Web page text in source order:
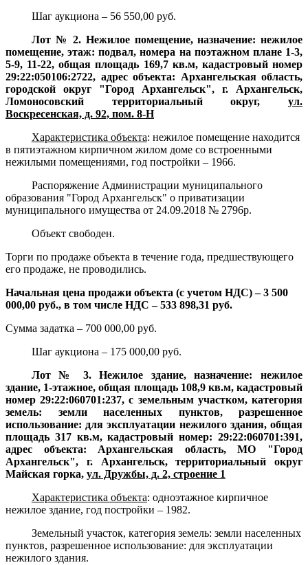
Шаг аукциона – 56 550,00 руб.
Лот № 2. Нежилое помещение, назначение: нежилое
помещение, этаж: подвал, номера на поэтажном плане 1-3,
5-9, 11-22, общая площадь 169,7 кв.м, кадастровый номер
29:22:050106:2722, адрес объекта: Архангельская область,
городской округ "Город Архангельск", г. Архангельск,
Ломоносовский территориальный округ, ул.
Воскресенская, д. 92, пом. 8-Н
Характеристика объекта: нежилое помещение находится
в пятиэтажном кирпичном жилом доме со встроенными
нежилыми помещениями, год постройки – 1966.
Распоряжение Администрации муниципального
образования "Город Архангельск" о приватизации
муниципального имущества от 24.09.2018 № 2796р.
Объект свободен.
Торги по продаже объекта в течение года, предшествующего
его продаже, не проводились.
Начальная цена продажи объекта (с учетом НДС) – 3 500
000,00 руб., в том числе НДС – 533 898,31 руб.
Сумма задатка – 700 000,00 руб.
Шаг аукциона – 175 000,00 руб.
Лот № 3. Нежилое здание, назначение: нежилое
здание, 1-этажное, общая площадь 108,9 кв.м, кадастровый
номер 29:22:060701:237, с земельным участком, категория
земель: земли населенных пунктов, разрешенное
использование: для эксплуатации нежилого здания, общая
площадь 317 кв.м, кадастровый номер: 29:22:060701:391,
адрес объекта: Архангельская область, МО "Город
Архангельск", г. Архангельск, территориальный округ
Майская горка, ул. Дружбы, д. 2, строение 1
Характеристика объекта: одноэтажное кирпичное
нежилое здание, год постройки – 1982.
Земельный участок, категория земель: земли населенных
пунктов, разрешенное использование: для эксплуатации
нежилого здания.